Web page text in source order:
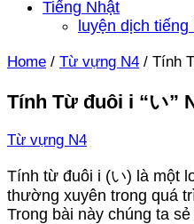
Tiếng Nhật
luyện dịch tiếng
Home / Từ vựng N4 / Tính
Tính Từ đuôi i “い”
Từ vựng N4
Tính từ đuôi i (い) là một
thường xuyên trong quá
Trong bài này chúng ta